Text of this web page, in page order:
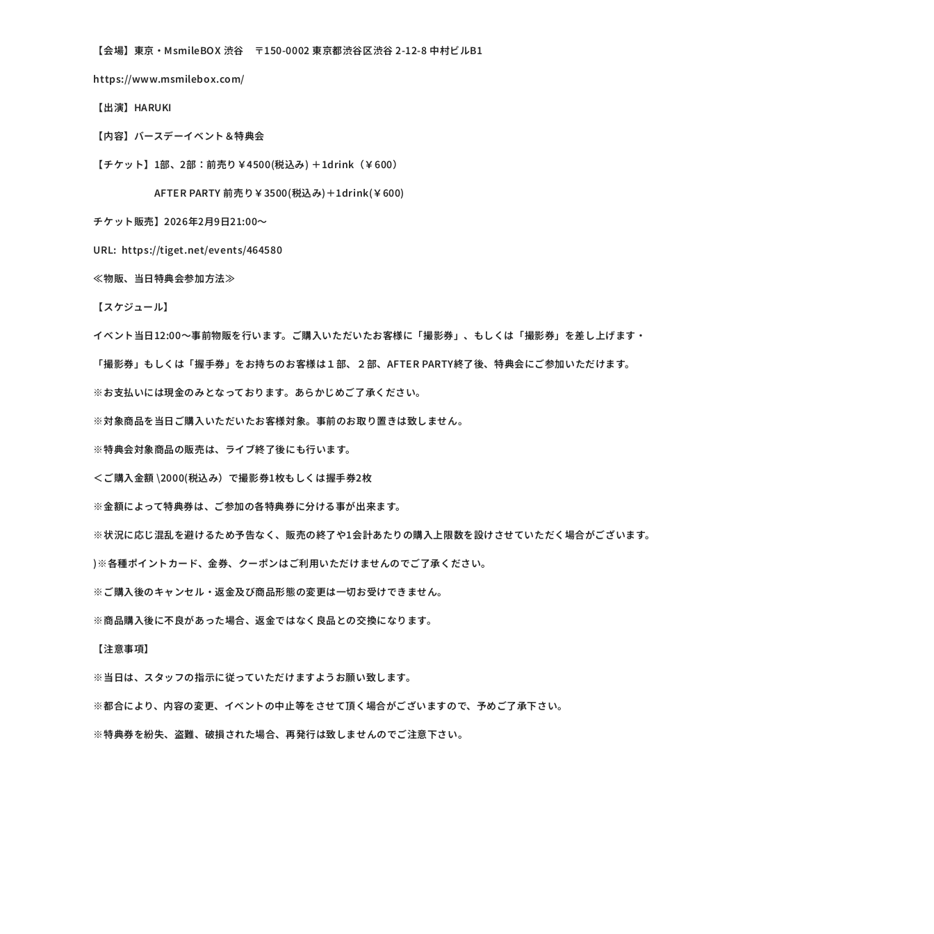
【会場】東京・MsmileBOX 渋谷　〒150-0002 東京都渋谷区渋谷 2-12-8 中村ビルB1
https://www.msmilebox.com/
【出演】HARUKI
【内容】バースデーイベント＆特典会
【チケット】1部、2部：前売り￥4500(税込み) ＋1drink（￥600）
AFTER PARTY 前売り￥3500(税込み)＋1drink(￥600)
チケット販売】2026年2月9日21:00～
URL:  https://tiget.net/events/464580
≪物販、当日特典会参加方法≫
【スケジュール】
イベント当日12:00～事前物販を行います。ご購入いただいたお客様に「撮影券」、もしくは「撮影券」を差し上げます・
「撮影券」もしくは「握手券」をお持ちのお客様は１部、２部、AFTER PARTY終了後、特典会にご参加いただけます。
※お支払いには現金のみとなっております。あらかじめご了承ください。
※対象商品を当日ご購入いただいたお客様対象。事前のお取り置きは致しません。
※特典会対象商品の販売は、ライブ終了後にも行います。
＜ご購入金額 \2000(税込み）で撮影券1枚もしくは握手券2枚
※金額によって特典券は、ご参加の各特典券に分ける事が出来ます。
※状況に応じ混乱を避けるため予告なく、販売の終了や1会計あたりの購入上限数を設けさせていただく場合がございます。
)※各種ポイントカード、金券、クーポンはご利用いただけませんのでご了承ください。
※ご購入後のキャンセル・返金及び商品形態の変更は一切お受けできません。
※商品購入後に不良があった場合、返金ではなく良品との交換になります。
【注意事項】
※当日は、スタッフの指示に従っていただけますようお願い致します。
※都合により、内容の変更、イベントの中止等をさせて頂く場合がございますので、予めご了承下さい。
※特典券を紛失、盗難、破損された場合、再発行は致しませんのでご注意下さい。